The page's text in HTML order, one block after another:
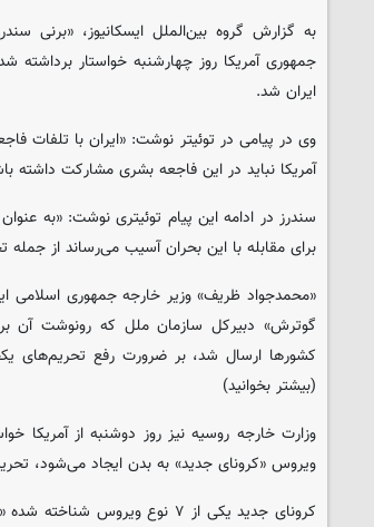
به گزارش گروه بین‌الملل ایسکانیوز، «برنی
جمهوری آمریکا روز چهارشنبه خواستار برداشته
ایران شد.
وی در پیامی در توئیتر نوشت: «ایران با تلفات
آمریکا نباید در این فاجعه بشری مشارکت داشته
سندرز در ادامه این پیام توئیتری نوشت: «به
برای مقابله با این بحران آسیب می‌رساند از جمله
گوترش» دبیرکل سازمان ملل که رونوشت آن
کشورها ارسال شد، بر ضرورت رفع تحریم‌های
(بیشتر بخوانید)
ویروس «کرونای جدید» به بدن ایجاد می‌شود،